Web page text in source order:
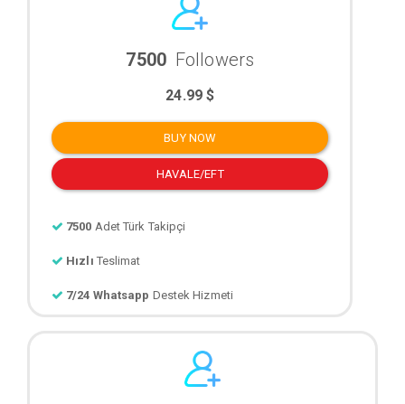
7500 Followers
24.99 $
BUY NOW
HAVALE/EFT
7500 Adet Türk Takipçi
Hızlı Teslimat
7/24 Whatsapp Destek Hizmeti